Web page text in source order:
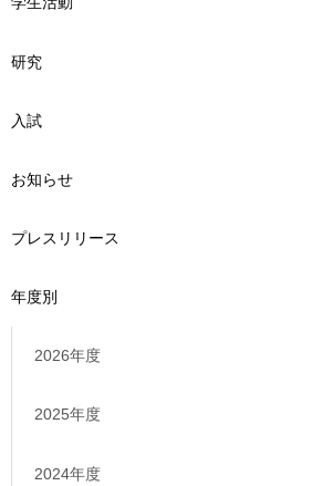
研究
入試
お知らせ
プレスリリース
年度別
2026年度
2025年度
2024年度